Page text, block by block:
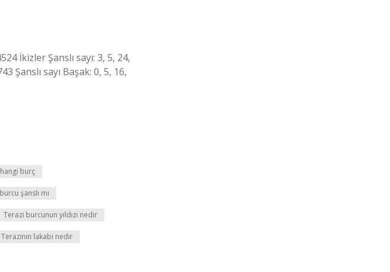
İkizler Şanslı sayı: 3, 5, 24,
Şanslı sayı Başak: 0, 5, 16,
hangi burç
şanslı mı
Terazi burcunun yıldızı nedir
Terazinin lakabi nedir